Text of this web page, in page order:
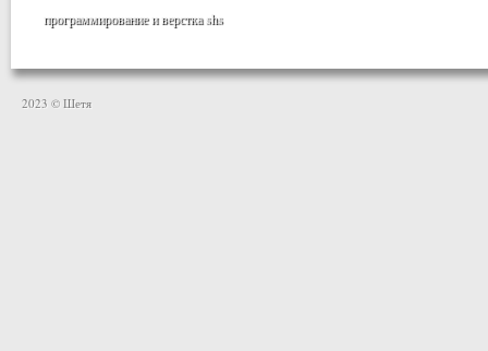
программирование и версткаshs
2023 © Шетя